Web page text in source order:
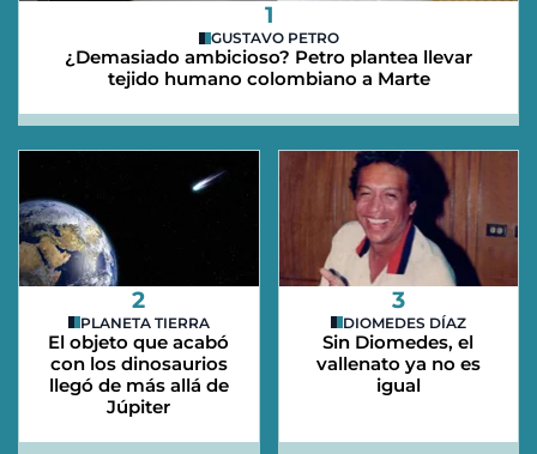
1
GUSTAVO PETRO
¿Demasiado ambicioso? Petro plantea llevar
tejido humano colombiano a Marte
2
PLANETA TIERRA
El objeto que acabó
con los dinosaurios
llegó de más allá de
Júpiter
3
DIOMEDES DÍAZ
Sin Diomedes, el
vallenato ya no es
igual